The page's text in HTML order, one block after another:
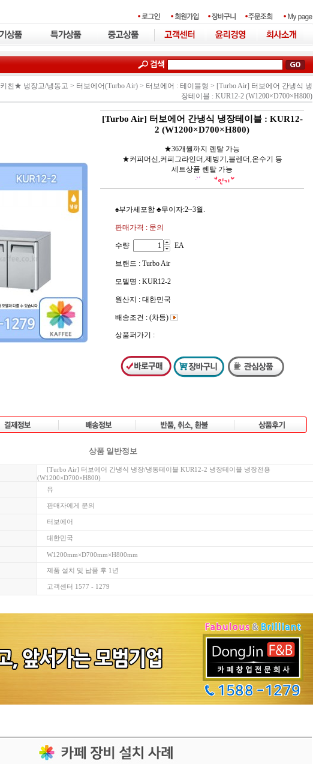
키친★ 냉장고/냉동고 > 터보에어(Turbo Air) > 터보에어 : 테이블형 > [Turbo Air] 터보에어 간냉식 냉
장테이블 : KUR12-2 (W1200×D700×H800)
[Turbo Air] 터보에어 간냉식 냉장테이블 : KUR12-
2 (W1200×D700×H800)
★36개월까지 렌탈 가능
★커피머신,커피그라인더,제빙기,블렌더,온수기 등
세트상품 렌탈 가능
♠부가세포함 ♣무이자:2~3월.
판매가격 : 문의
수량 EA
브랜드 : Turbo Air
모델명 : KUR12-2
원산지 : 대한민국
배송조건 : (차등)
상품퍼가기 :
상품 일반정보
[Turbo Air] 터보에어 간냉식 냉장/냉동테이블 KUR12-2 냉장테이블 냉장전용
(W1200×D700×H800)
유
판매자에게 문의
터보에어
대한민국
W1200mm×D700mm×H800mm
제품 설치 및 납품 후 1년
고객센터 1577 - 1279